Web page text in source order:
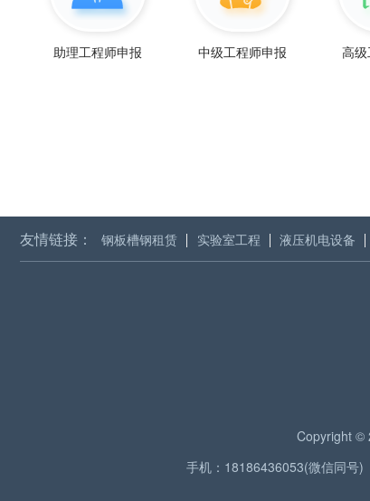
助理工程师申报 中级工程师申报 高级
友情链接： 钢板槽钢租赁 实验室工程 液压机电设备
Copyright ©
手机：18186436053(微信同号)